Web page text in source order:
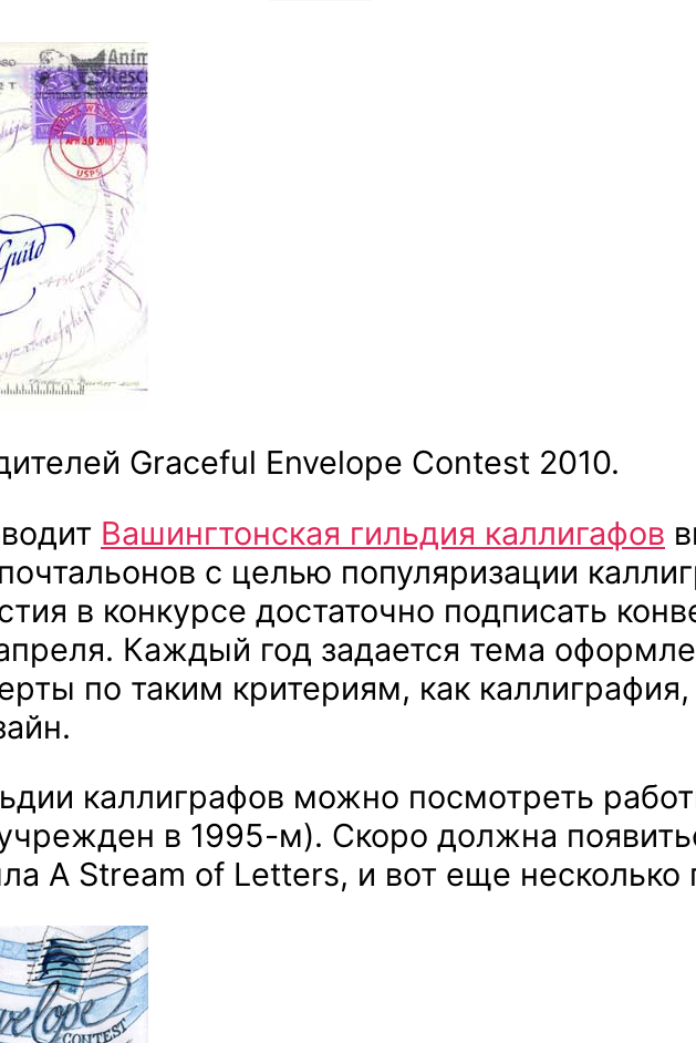
Изящный
Graceful Envelope Contest 2010.
Вашингтонская гильдия каллигафов
с целью популяризации
в конкурсе достаточно подписать
Каждый год задается тема
по таким критериям, как
каллиграфов можно посмотреть
в 1995-м). Скоро должна
A Stream of Letters, и вот еще несколько